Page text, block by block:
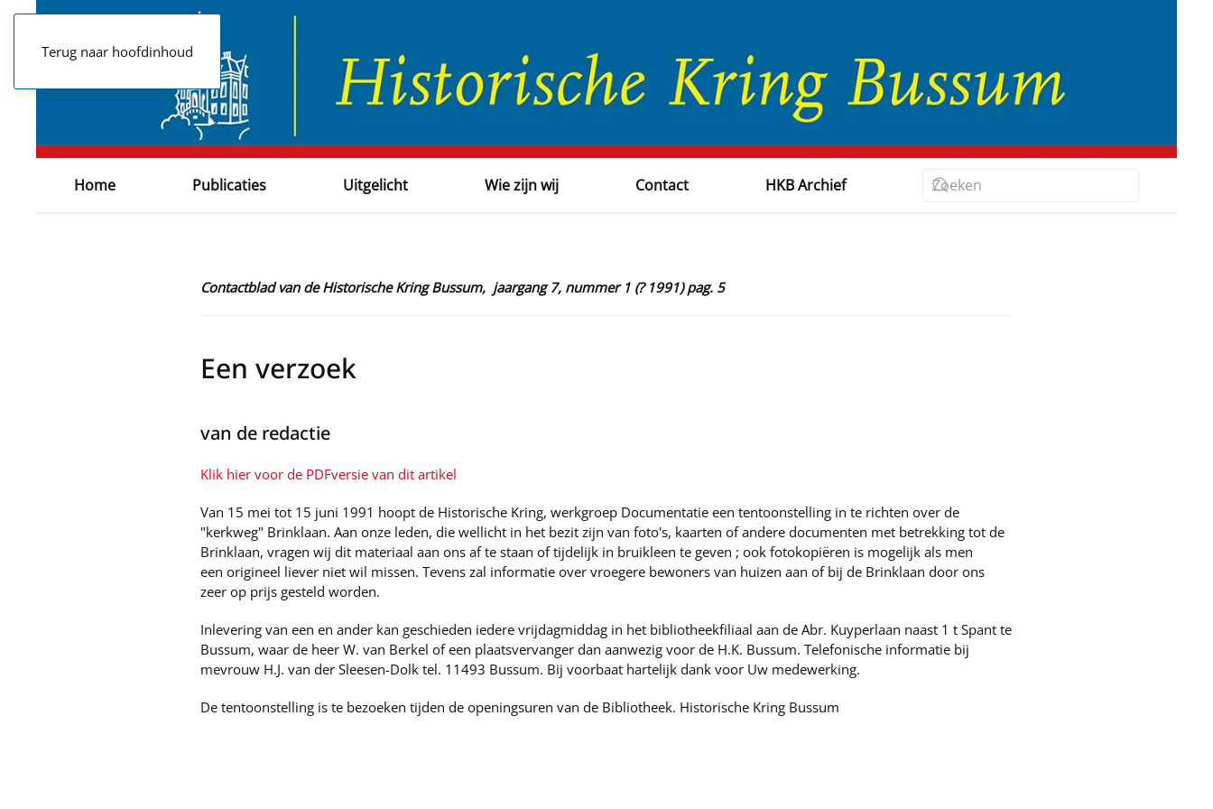
Terug naar hoofdinhoud
Home Publicaties Uitgelicht Wie zijn wij Contact HKB Archief
Contactblad van de Historische Kring Bussum, jaargang 7, nummer 1 (? 1991) pag. 5
Een verzoek
van de redactie
Klik hier voor de PDFversie van dit artikel
Van 15 mei tot 15 juni 1991 hoopt de Historische Kring, werkgroep Documentatie een tentoonstelling in te richten over de
"kerkweg" Brinklaan. Aan onze leden, die wellicht in het bezit zijn van foto's, kaarten of andere documenten met betrekking tot de
Brinklaan, vragen wij dit materiaal aan ons af te staan of tijdelijk in bruikleen te geven ; ook fotokopiëren is mogelijk als men
een origineel liever niet wil missen. Tevens zal informatie over vroegere bewoners van huizen aan of bij de Brinklaan door ons
zeer op prijs gesteld worden.
Inlevering van een en ander kan geschieden iedere vrijdagmiddag in het bibliotheekfiliaal aan de Abr. Kuyperlaan naast 1 t Spant te
Bussum, waar de heer W. van Berkel of een plaatsvervanger dan aanwezig voor de H.K. Bussum. Telefonische informatie bij
mevrouw H.J. van der Sleesen-Dolk tel. 11493 Bussum. Bij voorbaat hartelijk dank voor Uw medewerking.
De tentoonstelling is te bezoeken tijden de openingsuren van de Bibliotheek. Historische Kring Bussum